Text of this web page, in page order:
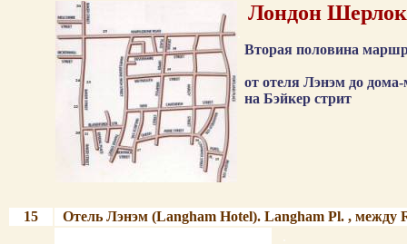
Лондон
Вторая половина
от отеля Лэнэм до
на Бэйкер стрит
15 Отель Лэнэм (Langham Hotel). Langham Pl. , между